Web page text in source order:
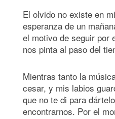
El olvido no existe en
esperanza de un
el motivo de seguir por
nos pinta al paso del
Mientras tanto la
cesar, y mis labios
que no te di para
encontrarnos. Por el